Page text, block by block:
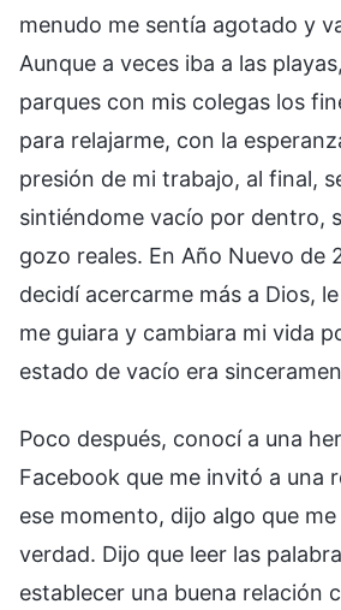
menudo me sentía agotado y
Aunque a veces iba a las
parques con mis colegas los
para relajarme, con la
presión de mi trabajo, al final,
sintiéndome vacío por dentro,
gozo reales. En Año Nuevo de
decidí acercarme más a Dios,
me guiara y cambiara mi vida
estado de vacío era
Poco después, conocí a una
Facebook que me invitó a una
ese momento, dijo algo que
verdad. Dijo que leer las
establecer una buena relación